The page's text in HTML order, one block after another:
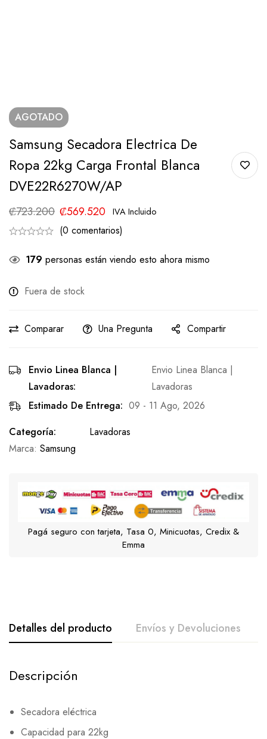
AGOTADO
Samsung Secadora Electrica De
Ropa 22kg Carga Frontal Blanca
DVE22R6270W/AP
₡723.200 ₡569.520 IVA Incluido
(0 comentarios)
179 personas están viendo esto ahora mismo
Fuera de stock
Comparar Una Pregunta Compartir
Envio Linea Blanca |
Lavadoras:
Envio Linea Blanca |
Lavadoras
Estimado De Entrega: 09 - 11 Ago, 2026
Categoría:
Lavadoras
Marca: Samsung
Pagá seguro con tarjeta, Tasa 0, Minicuotas, Credix &
Emma
Detalles del producto Envíos y Devoluciones
Descripción
Secadora eléctrica
Capacidad para 22kg